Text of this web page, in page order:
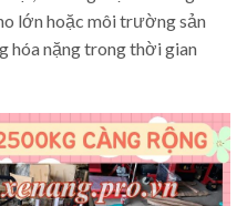
lớn hoặc môi trường sản
hóa nặng trong thời gian